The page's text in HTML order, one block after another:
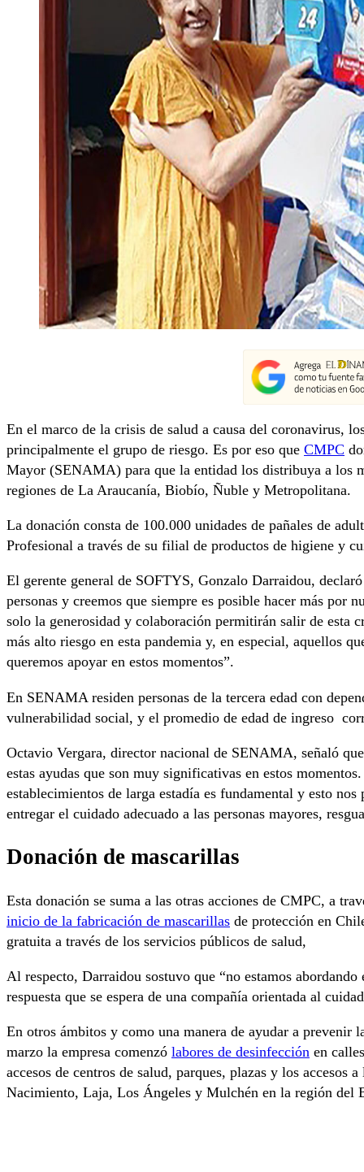
En el marco de la crisis de salud a causa del coronavirus,
principalmente el grupo de riesgo. Es por eso que CMPC
Mayor (SENAMA) para que la entidad los distribuya a los
regiones de La Araucanía, Biobío, Ñuble y Metropolitana.
La donación consta de 100.000 unidades de pañales de
Profesional a través de su filial de productos de higiene y
El gerente general de SOFTYS, Gonzalo Darraidou,
personas y creemos que siempre es posible hacer más por
solo la generosidad y colaboración permitirán salir de esta
más alto riesgo en esta pandemia y, en especial, aquellos
queremos apoyar en estos momentos”.
En SENAMA residen personas de la tercera edad con
vulnerabilidad social, y el promedio de edad de ingreso
Octavio Vergara, director nacional de SENAMA, señaló
estas ayudas que son muy significativas en estos
establecimientos de larga estadía es fundamental y esto
entregar el cuidado adecuado a las personas mayores,
Donación de mascarillas
Esta donación se suma a las otras acciones de CMPC, a
inicio de la fabricación de mascarillas de protección en
gratuita a través de los servicios públicos de salud,
Al respecto, Darraidou sostuvo que “no estamos
respuesta que se espera de una compañía orientada al
En otros ámbitos y como una manera de ayudar a prevenir
marzo la empresa comenzó labores de desinfección en
accesos de centros de salud, parques, plazas y los accesos
Nacimiento, Laja, Los Ángeles y Mulchén en la región